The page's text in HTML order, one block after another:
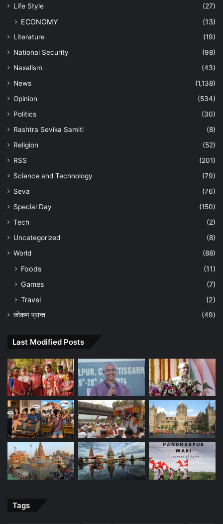
Life Style
(27)
ECONOMY (13)
Literature
(19)
National Security
(98)
Naxalism
(43)
News
(1,138)
Opinion
(534)
Politics
(30)
Rashtra Sevika Samiti
(8)
Religion
(52)
RSS
(201)
Science and Technology
(79)
Seva
(76)
Special Day
(150)
Tech
(2)
Uncategorized
(8)
World
(88)
Foods
(11)
Games
(7)
Travel
(2)
कोकण प्रान्त (49)
Last Modified Posts
Tags